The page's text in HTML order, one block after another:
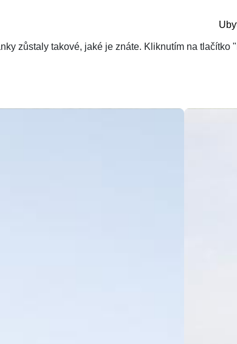
zůstaly takové, jaké je znáte. Kliknutím na